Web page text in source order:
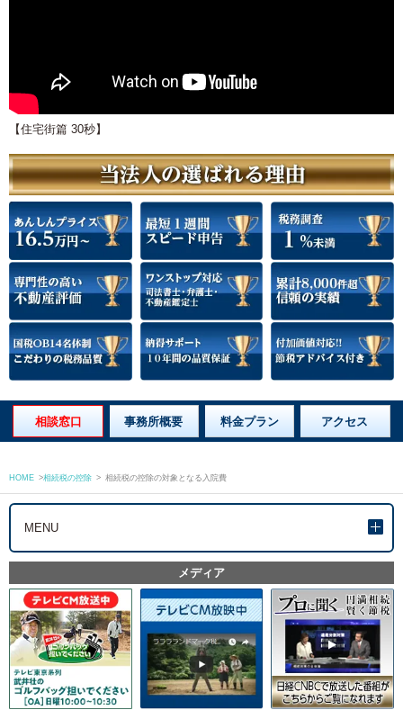
【住宅街篇 30秒】
相談窓口 事務所概要 料金プラン アクセス
HOME >相続税の控除 > 相続税の控除の対象となる入院費
MENU
メディア